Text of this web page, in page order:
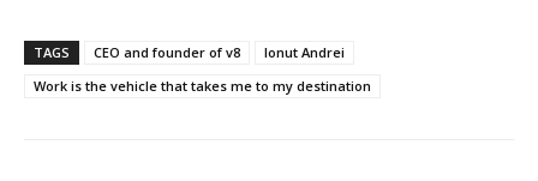
TAGS CEO and founder of v8
Ionut Andrei
Work is the vehicle that takes me to my destination